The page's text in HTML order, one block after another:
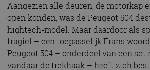
Aangezien alle deuren, de motorkap
open konden, was de Peugeot 504
hightech-model. Maar daardoor als
fragiel – een toepasselijk Frans
Peugeot 504 – onderdeel van een set
vandaar de trekhaak – heeft zich